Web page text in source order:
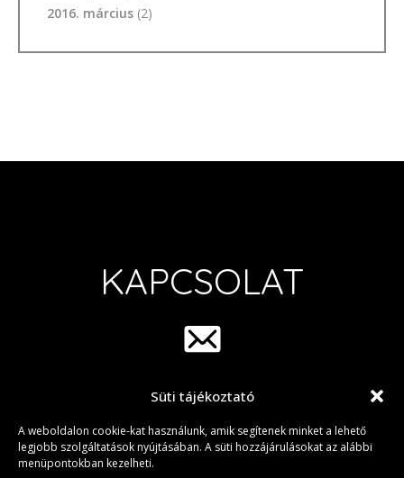
Süti tájékoztató
A weboldalon cookie-kat használunk, amik segítenek minket a lehető
legjobb szolgáltatások nyújtásában. A süti hozzájárulásokat az alábbi
menüpontokban kezelheti.
2016. március (2)
KAPCSOLAT
info@group42.hu